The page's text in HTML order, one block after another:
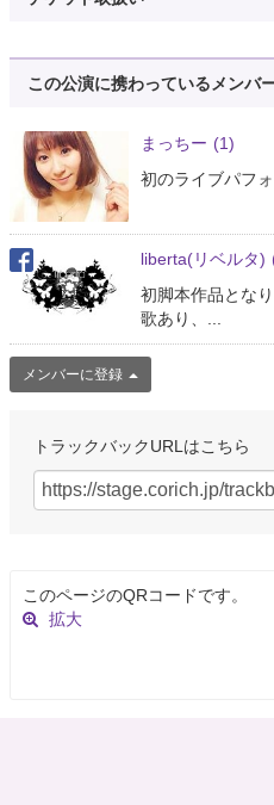
この公演に携わっているメンバ
まっちー (1)
初のライブパフ
liberta(リベルタ)
初脚本作品とな
歌あり、...
メンバーに登録
トラックバックURLはこちら
このページのQRコードです。
拡大